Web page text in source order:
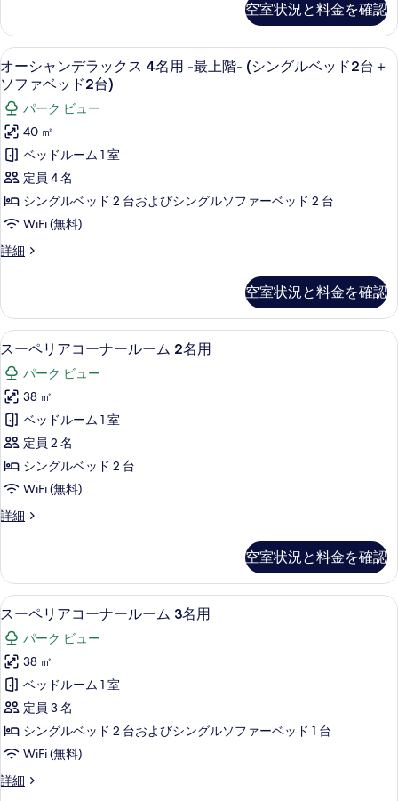
べ
て
の
写
真
を
表
示
す
る
ド
2
台)
の
す
べ
て
の
写
真
示
す
る
ッ
ド
2
台)
の
詳
細
名
用
-
最
上
階-
(シ
ン
グ
ル
ベ
2
台
＋
ソ
フ
ァ
ベ
ッ
ド
1
の
す
べ
て
の
写
真
を
表
示
ン
デ
ラ
ッ
ク
ス
3
名
用
上
階-
ン
ッ
ド
2
台
＋
ソ
フ
ァ
ベ
ッ
台)
の
空室状況と料金を確認
オ
ー
シ
ャ
ン
デ
ラ
ッ
ク
名
用
-
最
上
階-
(シ
ン
グ
ル
ド
2
台
＋
ソ
フ
ァ
ベ
ッ
ド
セーフティボックス (室内)、遮光カ
6
オーシャンデラックス 4名用 -最上階- (シングルベッド2台＋
ソファベッド2台)
パーク ビュー
40 ㎡
ベッドルーム 1 室
定員 4 名
シングルベッド 2 台およびシングルソファーベッド 2 台
WiFi (無料)
詳細
オ
ン
デ
ラ
ッ
ク
ス
4
名
用
-
最
上
階-
(シ
ル
ベ
ッ
ド
2
台
＋
ソ
フ
ァ
ベ
ッ
ド
2
空室状況と料金を確認
ス
ー
ペ
リ
ア
コ
ー
ー
ー
ム
2
名
用
の
す
べ
て
の
セーフティボックス (室内)、遮光カ
4
スーペリアコーナールーム 2名用
パーク ビュー
38 ㎡
ベッドルーム 1 室
定員 2 名
シングルベッド 2 台
WiFi (無料)
詳細
ス
ア
コ
ー
ナ
ー
ル
ー
ム
2
名
用
の
詳
細
空室状況と料金を確認
ス
ー
ペ
リ
ア
コ
ー
ー
セーフティボックス (室内)、遮光カ
4
スーペリアコーナールーム 3名用
パーク ビュー
38 ㎡
ベッドルーム 1 室
定員 3 名
シングルベッド 2 台およびシングルソファーベッド 1 台
WiFi (無料)
詳細
ス